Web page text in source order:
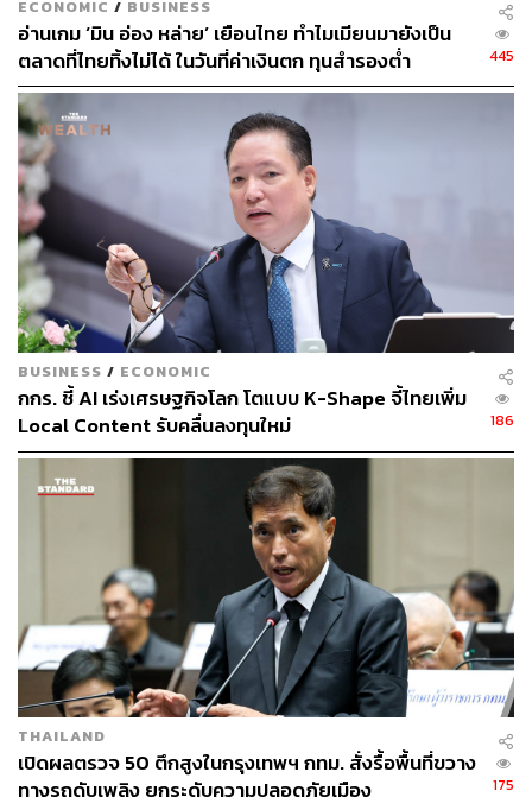
ขณะเดียวกัน Airbnb พบว่า นักท่องเที่ยวนิยมเดินทางมาไทย
แบบกลุ่มมากขึ้น โดยเติบโตประมาณ 300% ในปี 2565 เมื่อ
เทียบปีต่อปี นอกจากนี้ในปี 2565 ระยะเวลาการเข้าพักบน
แพลตฟอร์มในประเทศไทยโดยเฉลี่ยอยู่ที่ประมาณ 5 คืน และ
การเข้าพักระยะยาวมากกว่า 28 วัน เพิ่มขึ้นกว่า 3 เท่า
Airbnb ประเมินว่า สงกรานต์ปีนี้การเดินทางจะกลับมาคึกคัก
อีกครั้ง โดยนักเดินทางได้ค้นหาที่พักในช่วงเทศกาล
สงกรานต์เพิ่มขึ้นมากกว่า 310% เมื่อเทียบปีต่อปี กรุงเทพฯ
นับเป็นจุดหมายปลายทางยอดนิยมที่นักท่องเที่ยวต่างชาติ
ค้นหามากที่สุด ตามด้วยพัทยา, เชียงใหม่, กระบี่ และภูเก็ต
สำหรับนักท่องเที่ยวต่างชาติที่จะเดินทางเข้ามาในช่วงปีใหม่
ไทยนี้ นักท่องเที่ยวจากออสเตรเลียรั้งอันดับ 1 ตามด้วยนัก
ท่องเที่ยวจากสหรัฐอเมริกา, สหราชอาณาจักร, เยอรมนี และ
ฝรั่งเศส อีกทั้งนักเดินทางต่างชาติที่อยู่ในระยะใกล้มาจาก
สิงคโปร์, เกาหลีใต้, จีน และมาเลเซีย โดยเฉพาะอย่างยิ่งกว่า
20 % ของนักท่องเที่ยวจากจีนที่ค้นหาที่พักในประเทศไทย
สำหรับการท่องเที่ยวในช่วงฤดูใบไม้ผลินี้ ก็มาเยือน
ประเทศไทยเพราะเทศกาลสงกรานต์เช่นกัน
ด้านคนไทยมีความต้องการเดินทางท่องเที่ยวต่างประเทศเพิ่ม
ขึ้น พร้อมออกค้นหาและเปิดประสบการณ์แหล่งท่องเที่ยว
มากขึ้นเช่นกัน โดยจุดหมายปลายทางยอดนิยม 5 อันดับแรก
ของคนไทยบน Airbnb ในปี 2565 ได้แก่ เกาหลีใต้,
สหรัฐอเมริกา, สหราชอาณาจักร, ฝรั่งเศส และญี่ปุ่น โดย
เมืองที่ชาวไทยมีการจองที่พักมากที่สุด ได้แก่ โซล, ลอนดอน,
ปารีส, เมลเบิร์น และนิวยอร์ก
ECONOMIC / BUSINESS
อ่านเกม ‘มิน อ่อง หล่าย’ เยือนไทย ทำไมเมียนมายังเป็น
ตลาดที่ไทยทิ้งไม่ได้ ในวันที่ค่าเงินตก ทุนสำรองต่ำ
445
BUSINESS / ECONOMIC
กกร. ชี้ AI เร่งเศรษฐกิจโลก โตแบบ K-Shape จี้ไทยเพิ่ม
Local Content รับคลื่นลงทุนใหม่
186
THAILAND
เปิดผลตรวจ 50 ตึกสูงในกรุงเทพฯ กทม. สั่งรื้อพื้นที่ขวาง
ทางรถดับเพลิง ยกระดับความปลอดภัยเมือง
175